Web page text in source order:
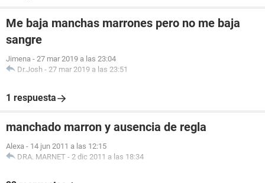
Me baja manchas marrones pero no me baja
sangre
Jimena - 27 mar 2019 a las 23:04
Dr.Josh - 27 mar 2019 a las 23:51
1 respuesta
manchado marron y ausencia de regla
Alexa - 14 jun 2011 a las 12:15
DRA. MARNET - 2 dic 2011 a las 18:34